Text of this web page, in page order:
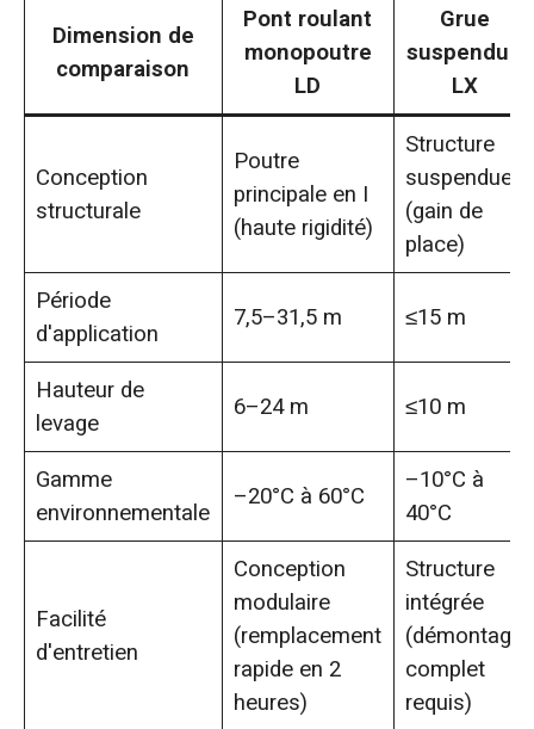
Dimension de
comparaison
Pont roulant
monopoutre
LD
Grue
suspendue
LX
Conception
structurale
Poutre
principale en I
(haute rigidité)
Structure
suspendue
(gain de
place)
Période
d'application
7,5–31,5 m ≤15 m
Hauteur de
levage
6–24 m ≤10 m
Gamme
environnementale
–20°C à 60°C
–10°C à
40°C
Facilité
d'entretien
Conception
modulaire
(remplacement
rapide en 2
heures)
Structure
intégrée
(démontage
complet
requis)